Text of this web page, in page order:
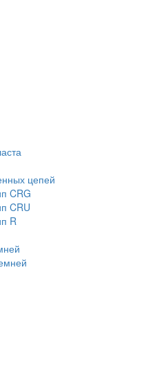
цепей
CRG
CRU
R